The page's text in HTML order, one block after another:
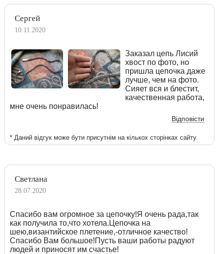
Сергей
10.11.2020
Заказал цепь Лисий
хвост по фото, но
пришла цепочка даже
лучше, чем на фото.
Сияет вся и блестит,
качественная работа,
мне очень понравилась!
Відповісти
* Даний відгук може бути присутнім на кількох сторінках сайту.
Светлана
28.07.2020
Спасибо вам огромное за цепочку!Я очень рада,так
как получила то,что хотела.Цепочка на
шею,византийское плетение,-отличное качество!
Спасибо Вам большое!Пусть ваши работы радуют
людей и приносят им счастье!